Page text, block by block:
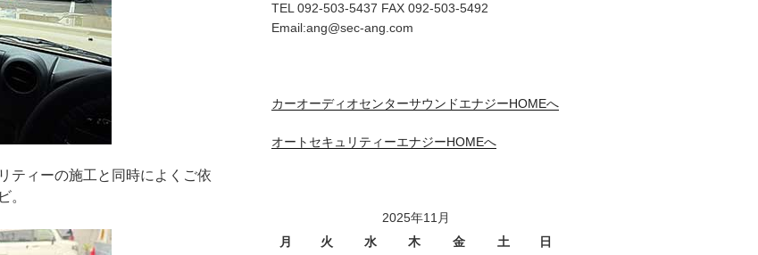
ティーの施工と同時によくご依
。
TEL 092-503-5437 FAX 092-503-5492
Email:ang@sec-ang.com
カーオーディオセンターサウンドエナジーHOMEへ
オートセキュリティーエナジーHOMEへ
2025年11月
月
火 水 木 金 土 日